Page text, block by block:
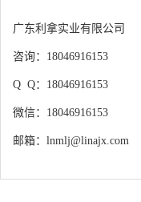
广东利拿实业有限公司
咨询：18046916153
Q Q：18046916153
微信：18046916153
邮箱：lnmlj@linajx.com